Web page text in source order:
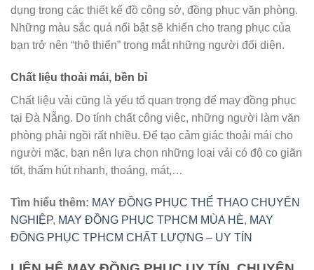
dụng trong các thiết kế đồ công sở, đồng phục văn phòng.
Những màu sắc quá nổi bật sẽ khiến cho trang phục của
bạn trở nên “thô thiển” trong mắt những người đối diện.
Chất liệu thoải mái, bền bỉ
Chất liệu vải cũng là yếu tố quan trọng để may đồng phục
tại Đà Nẵng. Do tính chất công việc, những người làm văn
phòng phải ngồi rất nhiều. Để tạo cảm giác thoải mái cho
người mặc, bạn nên lựa chọn những loại vải có độ co giãn
tốt, thấm hút nhanh, thoáng, mát,…
Tìm hiểu thêm: MAY ĐỒNG PHỤC THỂ THAO CHUYÊN
NGHIỆP, MAY ĐỒNG PHỤC TPHCM MÙA HÈ, MAY
ĐỒNG PHỤC TPHCM CHẤT LƯỢNG – UY TÍN